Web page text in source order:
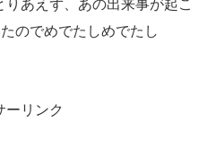
りあえず、あの出来事が起こ
のでめでたしめでたし
ーリンク